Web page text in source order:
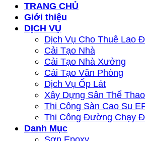
TRANG CHỦ
Giới thiệu
DỊCH VỤ
Dịch Vụ Cho Thuê Lao
Cải Tạo Nhà
Cải Tạo Nhà Xưởng
Cải Tạo Văn Phòng
Dịch Vụ Ốp Lát
Xây Dựng Sân Thể Thao
Thi Công Sàn Cao Su
Thi Công Đường Chạy
Danh Mục